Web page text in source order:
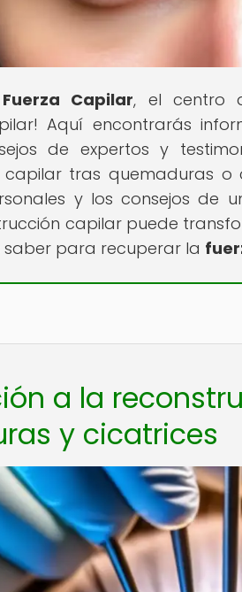
Fuerza Capilar, el centro
Aquí encontrarás
de expertos y
capilar tras quemaduras
y los consejos de
capilar puede
saber para recuperar la
a la
y cicatrices